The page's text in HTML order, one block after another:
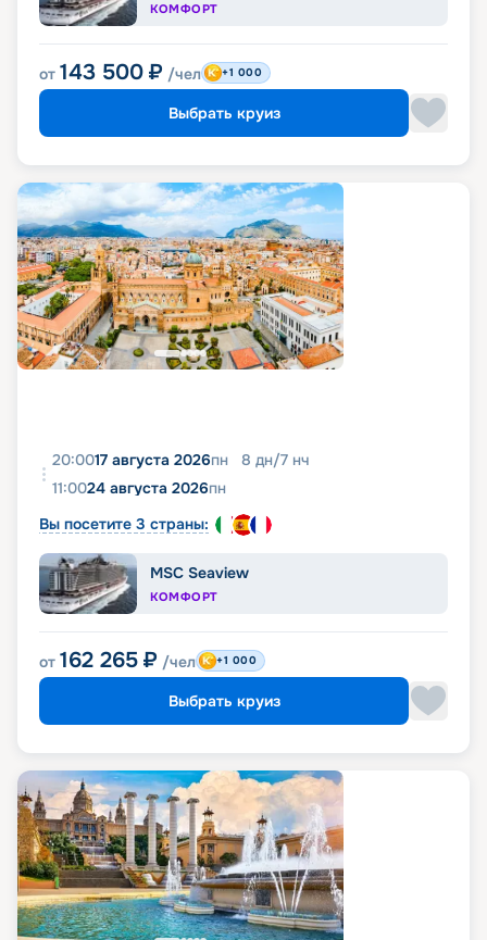
КОМФОРТ
от 143 500 ₽ /чел +1 000
Выбрать круиз
20:0017 августа 2026пн 8 дн/7 нч
11:0024 августа 2026пн
Вы посетите 3 страны:
MSC Seaview
КОМФОРТ
от 162 265 ₽ /чел +1 000
Выбрать круиз